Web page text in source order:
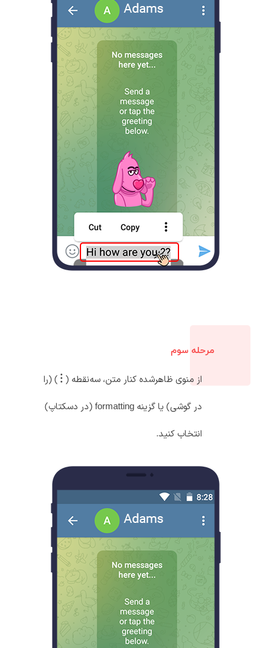
مرحله سوم
از منوی ظاهرشده کنار متن، سه‌نقطه ( ) (را
در گوشی) یا گزینه formatting (در دسکتاپ)
انتخاب کنید.